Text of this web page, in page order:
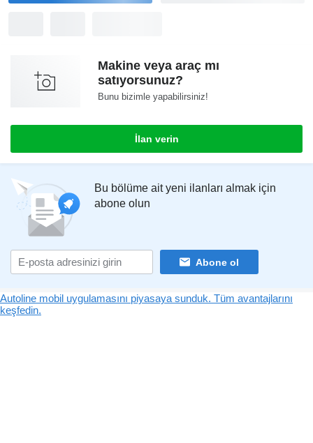
Makine veya araç mı
satıyorsunuz?
Bunu bizimle yapabilirsiniz!
İlan verin
Bu bölüme ait yeni ilanları almak için
abone olun
Abone ol
Autoline mobil uygulamasını piyasaya sunduk. Tüm avantajlarını
keşfedin.